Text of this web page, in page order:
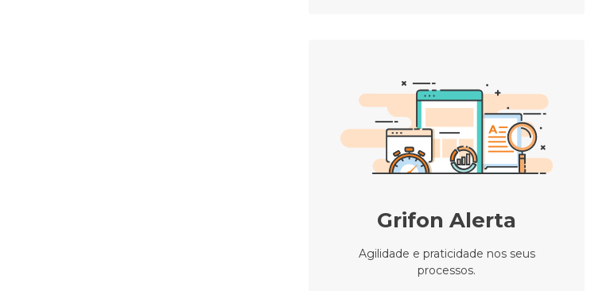
Grifon Alerta
Agilidade e praticidade nos seus
processos.